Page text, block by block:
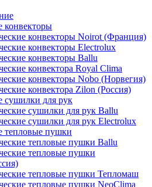
конвекторы
конвекторы Noirot (Франция)
конвекторы Electrolux
конвекторы Ballu
конвектора Royal Clima
конвекторы Nobo (Норвегия)
конвектора Zilon (Россия)
сушилки для рук
сушилки для рук Ballu
сушилки для рук Electrolux
тепловые пушки
тепловые пушки Ballu
тепловые пушки
тепловые пушки Тепломаш
тепловые пушки NeoClima